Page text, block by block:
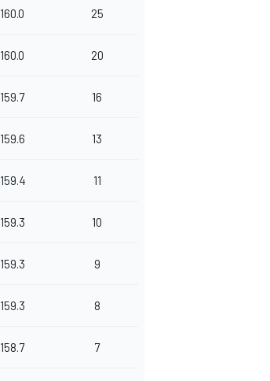
160.0 25
160.0 20
159.7 16
159.6 13
159.4 11
159.3 10
159.3 9
159.3 8
158.7 7